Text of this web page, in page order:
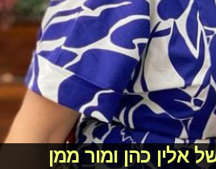
אלין כהן ומור ממן